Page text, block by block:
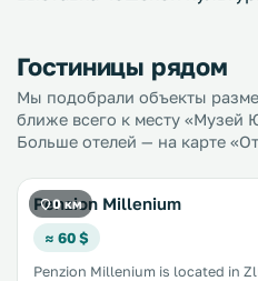
Гостиницы рядом
Мы подобрали объекты
ближе всего к месту «Музей
Больше отелей — на карте
0 км
Penzion Millenium
≈ 60 $
Penzion Millenium is located in